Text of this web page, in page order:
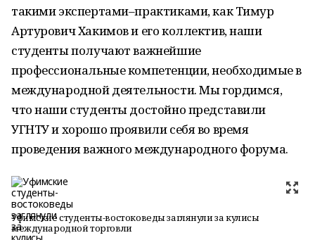
такими экспертами–практиками, как Тимур
Артурович Хакимов и его коллектив, наши
студенты получают важнейшие
профессиональные компетенции, необходимые в
международной деятельности. Мы гордимся,
что наши студенты достойно представили
УГНТУ и хорошо проявили себя во время
проведения важного международного форума.
Уфимские студенты-востоковеды заглянули за кулисы
международной торговли